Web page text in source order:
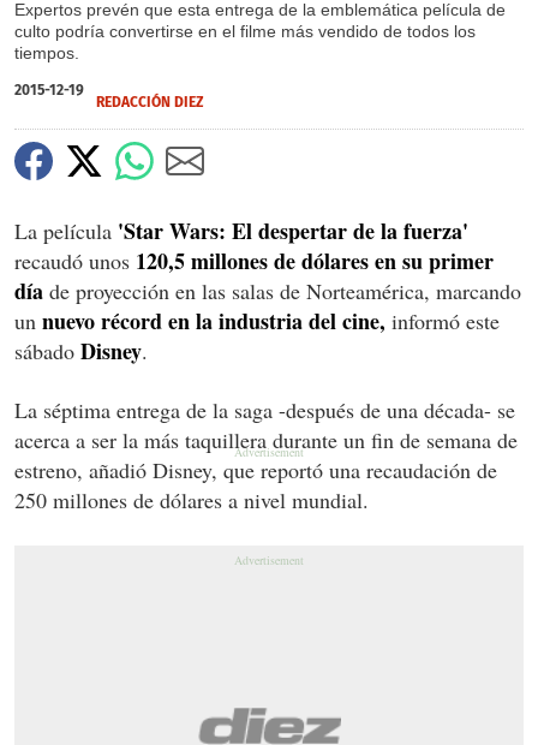
Expertos prevén que esta entrega de la emblemática película de
culto podría convertirse en el filme más vendido de todos los
tiempos.
2015-12-19
REDACCIÓN DIEZ
La película 'Star Wars: El despertar de la fuerza'
recaudó unos 120,5 millones de dólares en su primer
día de proyección en las salas de Norteamérica, marcando
un nuevo récord en la industria del cine, informó este
sábado Disney.
La séptima entrega de la saga -después de una década- se
acerca a ser la más taquillera durante un fin de semana de
estreno, añadió Disney, que reportó una recaudación de
250 millones de dólares a nivel mundial.